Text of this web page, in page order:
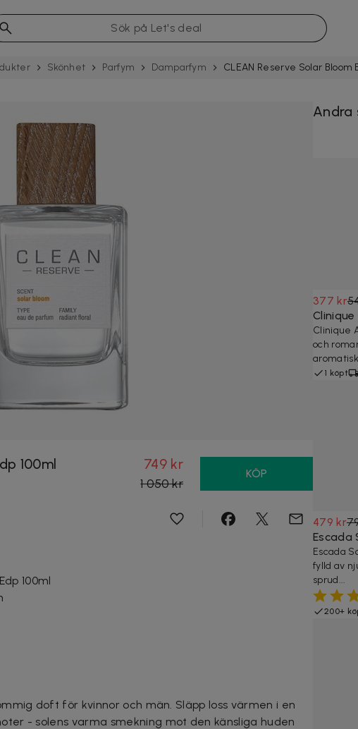
Skönhet Parfym Damparfym CLEAN Reserve Solar Bloom
100ml 749 kr
1 050 kr
KÖP
100ml
doft för kvinnor och män. Släpp loss värmen i en
- solens varma smekning mot den känsliga huden
Andra
377 kr
Clinique
och
1 köpt
479 kr
Escada
Escada
fylld av
sprud...
200+